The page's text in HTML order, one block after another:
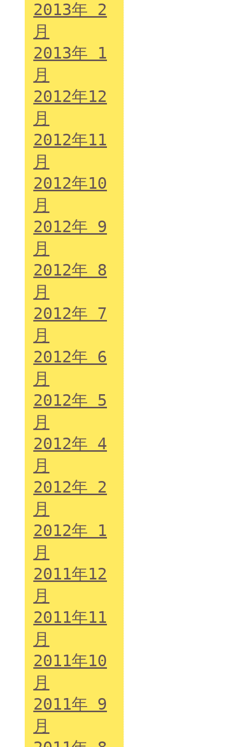
2013年 2
月
2013年 1
月
2012年12
月
2012年11
月
2012年10
月
2012年 9
月
2012年 8
月
2012年 7
月
2012年 6
月
2012年 5
月
2012年 4
月
2012年 2
月
2012年 1
月
2011年12
月
2011年11
月
2011年10
月
2011年 9
月